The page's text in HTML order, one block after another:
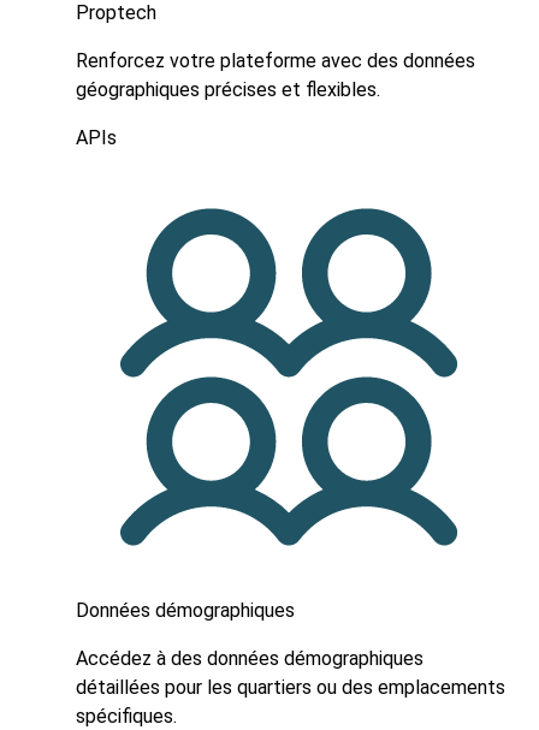
Proptech
Renforcez votre plateforme avec des données
géographiques précises et flexibles.
APIs
Données démographiques
Accédez à des données démographiques
détaillées pour les quartiers ou des emplacements
spécifiques.